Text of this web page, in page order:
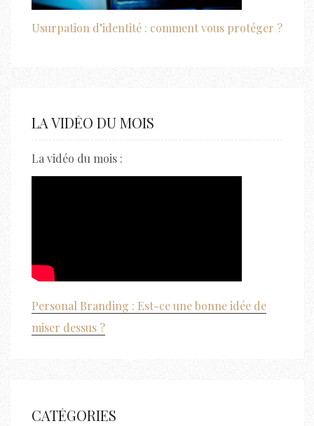
Usurpation d’identité : comment vous protéger ?
LA VIDÉO DU MOIS
La vidéo du mois :
Personal Branding : Est-ce une bonne idée de
miser dessus ?
CATÉGORIES